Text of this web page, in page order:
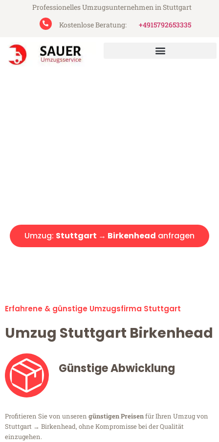
Professionelles Umzugsunternehmen in Stuttgart
Kostenlose Beratung:
+4915792653335
Umzug: Stuttgart → Birkenhead anfragen
Erfahrene & günstige Umzugsfirma Stuttgart
Umzug Stuttgart Birkenhead
Günstige Abwicklung
Profitieren Sie von unseren günstigen Preisenfür Ihren Umzug von
Stuttgart → Birkenhead, ohne Kompromisse bei der Qualität
einzugehen.